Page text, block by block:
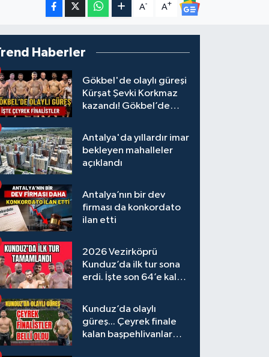
A- A+
Haberler
Gökbel'de olaylı güreşi
Kürşat Şevki Korkmaz
kazandı! Gökbel’de
Gürbüz elendi!
Antalya'da yıllardır imar
bekleyen mahalleler
açıklandı
Antalya’nın bir dev
firması da konkordato
ilan etti
2026 Vezirköprü
Kunduz’da ilk tur sona
erdi. İşte son 64’e kalan
Kunduz’da olaylı
güreş... Çeyrek finale
kalan başpehlivanlar